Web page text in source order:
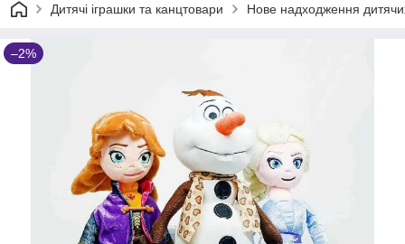
Дитячі іграшки та канцтовари Нове надходження
–2%